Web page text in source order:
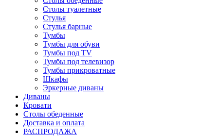
Столы туалетные
Стулья
Стулья барные
Тумбы
Тумбы для обуви
Тумбы под TV
Тумбы под телевизор
Тумбы прикроватные
Шкафы
Эркерные диваны
Диваны
Кровати
Столы обеденные
Доставка и оплата
РАСПРОДАЖА